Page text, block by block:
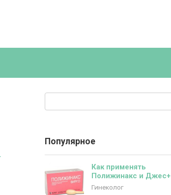
Популярное
Как применять
Полижинакс и Джес+
Гинеколог